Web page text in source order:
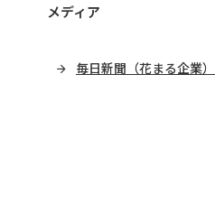
メディア
毎日新聞（花まる企業）